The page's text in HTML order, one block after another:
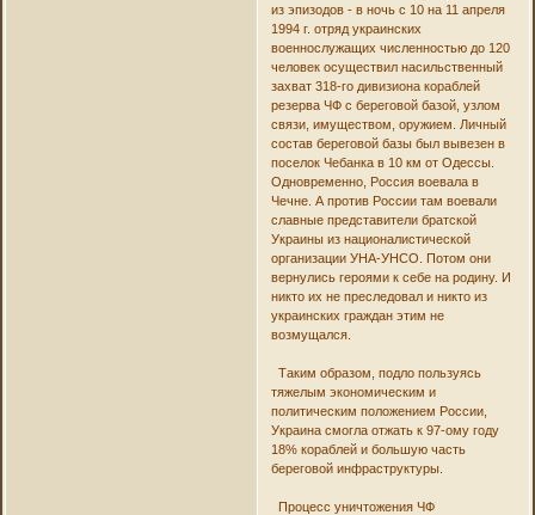
из эпизодов - в ночь с 10 на 11 апреля
1994 г. отряд украинских
военнослужащих численностью до 120
человек осуществил насильственный
захват 318-го дивизиона кораблей
резерва ЧФ с береговой базой, узлом
связи, имуществом, оружием. Личный
состав береговой базы был вывезен в
поселок Чебанка в 10 км от Одессы.
Одновременно, Россия воевала в
Чечне. А против России там воевали
славные представители братской
Украины из националистической
организации УНА-УНСО. Потом они
вернулись героями к себе на родину. И
никто их не преследовал и никто из
украинских граждан этим не
возмущался.
Таким образом, подло пользуясь
тяжелым экономическим и
политическим положением России,
Украина смогла отжать к 97-ому году
18% кораблей и большую часть
береговой инфраструктуры.
Процесс уничтожения ЧФ